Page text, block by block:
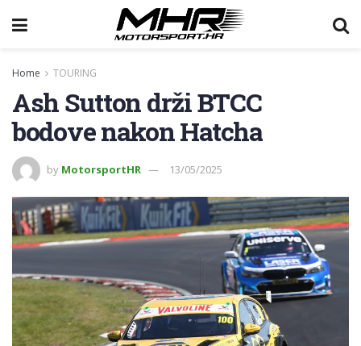
Home TOURING
Ash Sutton drži BTCC
bodove nakon Hatcha
by MotorsportHR 13/05/2025